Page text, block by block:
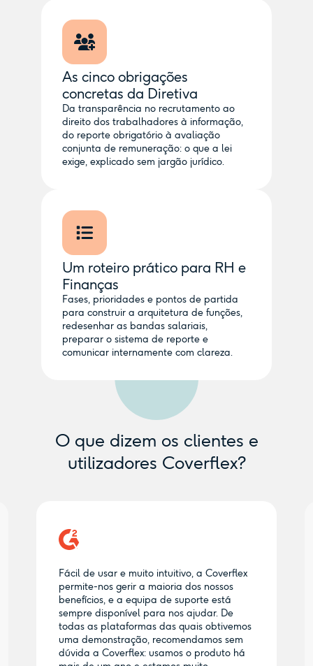
As cinco obrigações
concretas da Diretiva
Da transparência no recrutamento ao
direito dos trabalhadores à informação,
do reporte obrigatório à avaliação
conjunta de remuneração: o que a lei
exige, explicado sem jargão jurídico.
Um roteiro prático para RH e
Finanças
Fases, prioridades e pontos de partida
para construir a arquitetura de funções,
redesenhar as bandas salariais,
preparar o sistema de reporte e
comunicar internamente com clareza.
O que dizem os clientes e
utilizadores Coverflex?
Fácil de usar e muito intuitivo, a Coverflex
permite-nos gerir a maioria dos nossos
benefícios, e a equipa de suporte está
sempre disponível para nos ajudar. De
todas as plataformas das quais obtivemos
uma demonstração, recomendamos sem
dúvida a Coverflex: usamos o produto há